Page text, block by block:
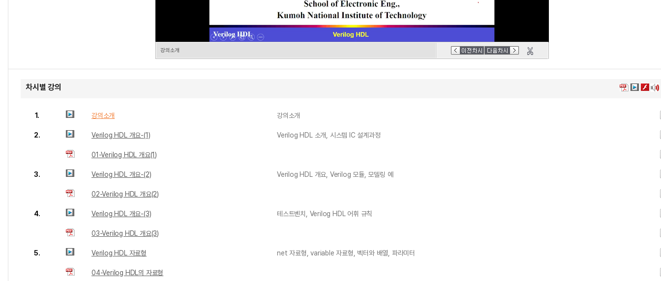
강의소개
차시별 강의
1. 강의소개 강의소개
2. Verilog HDL 개요-(1) Verilog HDL 소개, 시스템 IC 설계과정
01-Verilog HDL 개요(1)
3. Verilog HDL 개요-(2) Verilog HDL 개요, Verilog 모듈, 모델링 예
02-Verilog HDL 개요(2)
4. Verilog HDL 개요-(3) 테스트벤치, Verilog HDL 어휘 규칙
03-Verilog HDL 개요(3)
5. Verilog HDL 자료형 net 자료형, variable 자료형, 벡터와 배열, 파라미터
04-Verilog HDL의 자료형